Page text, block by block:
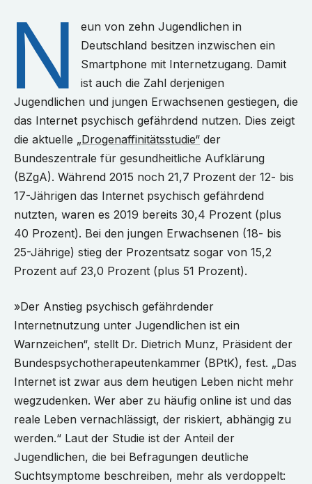
N
eun von zehn Jugendlichen in
Deutschland besitzen inzwischen ein
Smartphone mit Internetzugang. Damit
ist auch die Zahl derjenigen
Jugendlichen und jungen Erwachsenen gestiegen, die
das Internet psychisch gefährdend nutzen. Dies zeigt
die aktuelle „Drogenaffinitätsstudie“ der
Bundeszentrale für gesundheitliche Aufklärung
(BZgA). Während 2015 noch 21,7 Prozent der 12- bis
17-Jährigen das Internet psychisch gefährdend
nutzten, waren es 2019 bereits 30,4 Prozent (plus
40 Prozent). Bei den jungen Erwachsenen (18- bis
25-Jährige) stieg der Prozentsatz sogar von 15,2
Prozent auf 23,0 Prozent (plus 51 Prozent).
»Der Anstieg psychisch gefährdender
Internetnutzung unter Jugendlichen ist ein
Warnzeichen“, stellt Dr. Dietrich Munz, Präsident der
Bundespsychotherapeutenkammer (BPtK), fest. „Das
Internet ist zwar aus dem heutigen Leben nicht mehr
wegzudenken. Wer aber zu häufig online ist und das
reale Leben vernachlässigt, der riskiert, abhängig zu
werden.“ Laut der Studie ist der Anteil der
Jugendlichen, die bei Befragungen deutliche
Suchtsymptome beschreiben, mehr als verdoppelt: